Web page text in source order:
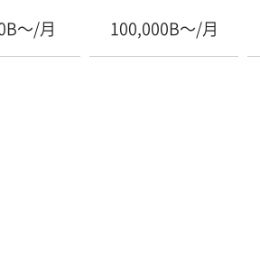
〜/月 100,000B〜/月